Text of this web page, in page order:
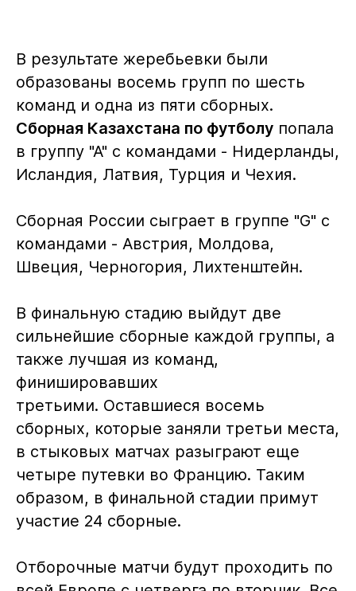
В результате жеребьевки были
образованы восемь групп по шесть
команд и одна из пяти сборных.
Сборная Казахстана по футболупопала
в группу "А" с командами - Нидерланды,
Исландия, Латвия, Турция и Чехия.
Сборная России сыграет в группе "G" с
командами - Австрия, Молдова,
Швеция, Черногория, Лихтенштейн.
В финальную стадию выйдут две
сильнейшие сборные каждой группы, а
также лучшая из команд,
финишировавших
третьими. Оставшиеся восемь
сборных, которые заняли третьи места,
в стыковых матчах разыграют еще
четыре путевки во Францию. Таким
образом, в финальной стадии примут
участие 24 сборные.
Отборочные матчи будут проходить по